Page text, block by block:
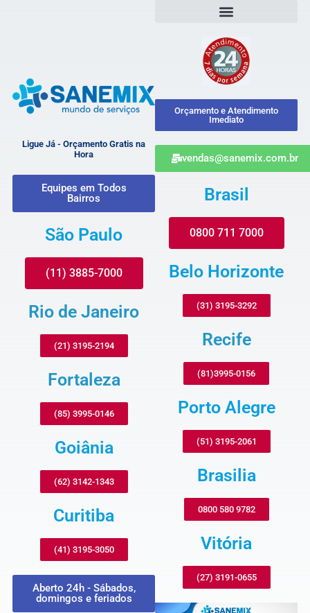
Ligue Já - Orçamento Gratis na
Hora
Equipes em Todos
Bairros
São Paulo
(11) 3885-7000
Rio de Janeiro
(21) 3195-2194
Fortaleza
(85) 3995-0146
Goiânia
(62) 3142-1343
Curitiba
(41) 3195-3050
Aberto 24h - Sábados,
domingos e feriados
Orçamento e Atendimento
Imediato
vendas@sanemix.com.br
Brasil
0800 711 7000
Belo Horizonte
(31) 3195-3292
Recife
(81)3995-0156
Porto Alegre
(51) 3195-2061
Brasilia
0800 580 9782
Vitória
(27) 3191-0655